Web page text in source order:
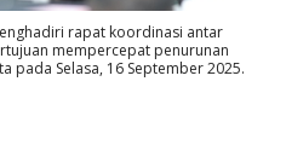
rapat koordinasi antar
mempercepat penurunan
pada Selasa, 16 September 2025.